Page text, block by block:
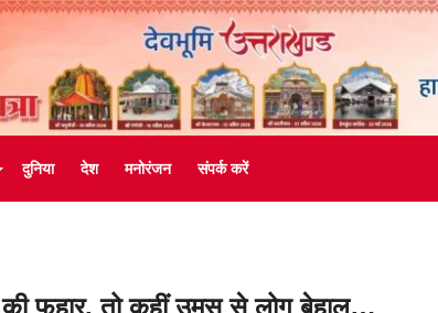
दुनिया देश मनोरंजन संपर्क करें
की फुहार, तो कहीं उमस से लोग बेहाल…